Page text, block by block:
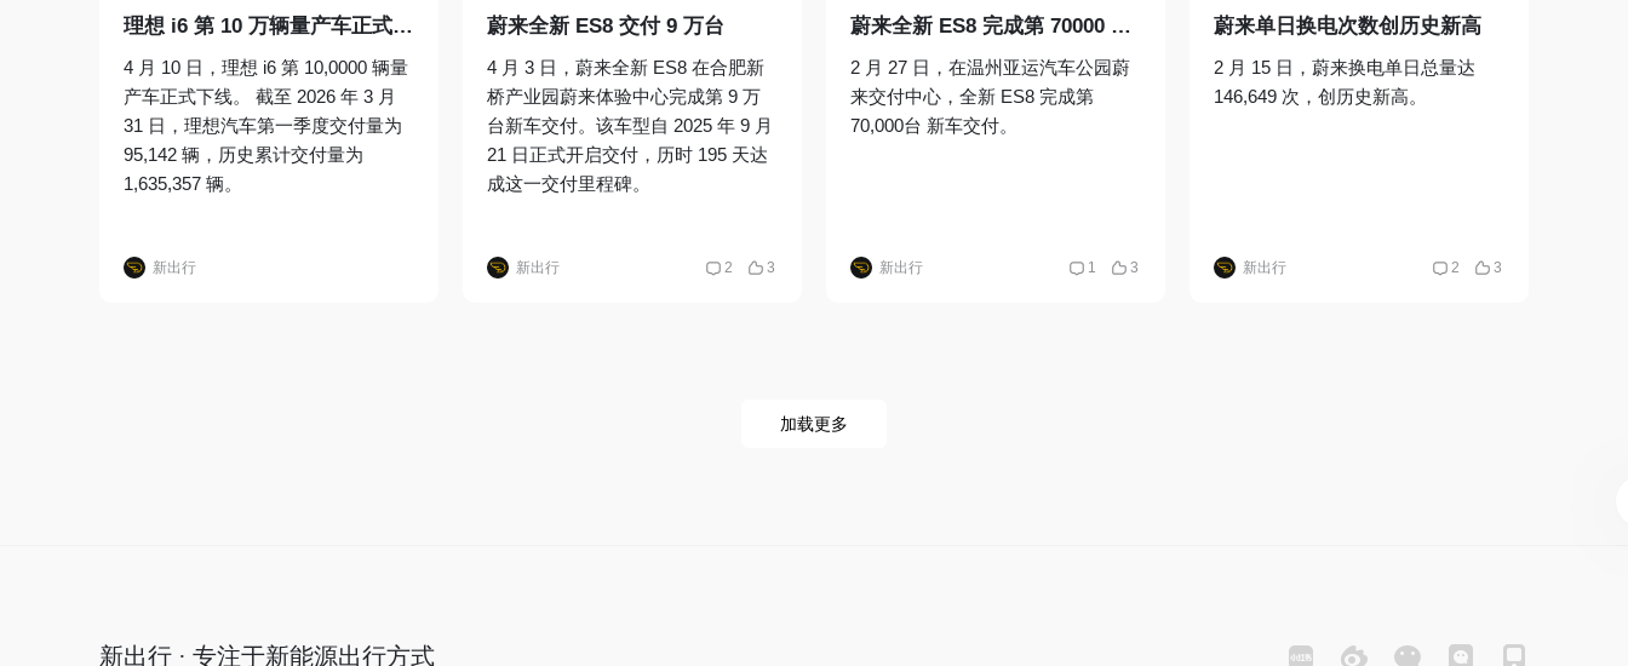
理想 i6 第 10 万辆量产车正式下线
4 月 10 日，理想 i6 第 10,0000 辆量
产车正式下线。 截至 2026 年 3 月
31 日，理想汽车第一季度交付量为
95,142 辆，历史累计交付量为
1,635,357 辆。
新出行
蔚来全新 ES8 交付 9 万台
4 月 3 日，蔚来全新 ES8 在合肥新
桥产业园蔚来体验中心完成第 9 万
台新车交付。该车型自 2025 年 9 月
21 日正式开启交付，历时 195 天达
成这一交付里程碑。
新出行 2 3
蔚来全新 ES8 完成第 70000 台新车交付
2 月 27 日，在温州亚运汽车公园蔚
来交付中心，全新 ES8 完成第
70,000台 新车交付。
新出行 1 3
蔚来单日换电次数创历史新高
2 月 15 日，蔚来换电单日总量达
146,649 次，创历史新高。
新出行 2 3
加载更多
新出行 · 专注于新能源出行方式